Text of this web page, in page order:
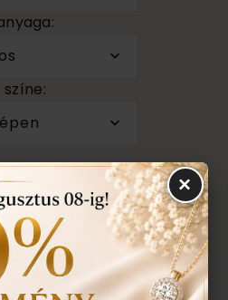
színe:
a Budapest VII. kerület,
üzletünkben történik.
×